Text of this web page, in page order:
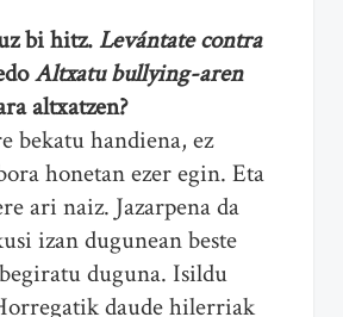
bi hitz.Levántate contra
Altxatu bullying-aren
altxatzen?
bekatu handiena, ez
honetan ezer egin. Eta
ari naiz. Jazarpena da
izan dugunean beste
duguna. Isildu
daude hilerriak